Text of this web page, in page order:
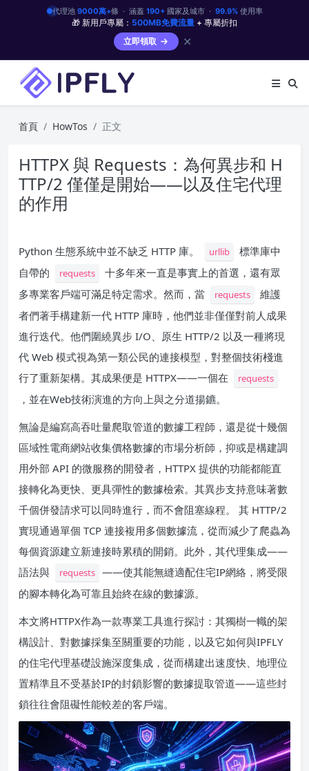
代理池 9000萬+條 · 涵蓋 190+國家及城市 · 99.9%使用率
🎁 新用戶專屬： 500MB免費流量 + 專屬折扣
立即領取
✕
首頁 HowTos 正文
HTTPX 與 Requests：為何異步和 H
TTP/2 僅僅是開始——以及住宅代理
的作用
Python 生態系統中並不缺乏 HTTP 庫。 urllib
標準庫中
自帶的
requests
十多年來一直是事實上的首選，還有眾
多專業客戶端可滿足特定需求。然而，當
requests
維護
者們著手構建新一代 HTTP 庫時，他們並非僅僅對前人成果
進行迭代。他們圍繞異步 I/O、原生 HTTP/2 以及一種將現
代 Web 模式視為第一類公民的連接模型，對整個技術棧進
行了重新架構。其成果便是 HTTPX——一個在
requests
，並在Web技術演進的方向上與之分道揚鑣。
無論是編寫高吞吐量爬取管道的數據工程師，還是從十幾個
區域性電商網站收集價格數據的市場分析師，抑或是構建調
用外部 API 的微服務的開發者，HTTPX 提供的功能都能直
接轉化為更快、更具彈性的數據檢索。其異步支持意味著數
千個併發請求可以同時進行，而不會阻塞線程。 其 HTTP/2
實現通過單個 TCP 連接複用多個數據流，從而減少了爬蟲為
每個資源建立新連接時累積的開銷。此外，其代理集成——
語法與
requests ——使其能無縫適配住宅IP網絡，將受限
的腳本轉化為可靠且始終在線的數據源。
本文將HTTPX作為一款專業工具進行探討：其獨樹一幟的架
構設計、對數據採集至關重要的功能，以及它如何與IPFLY
的住宅代理基礎設施深度集成，從而構建出速度快、地理位
置精準且不受基於IP的封鎖影響的數據提取管道——這些封
鎖往往會阻礙性能較差的客戶端。